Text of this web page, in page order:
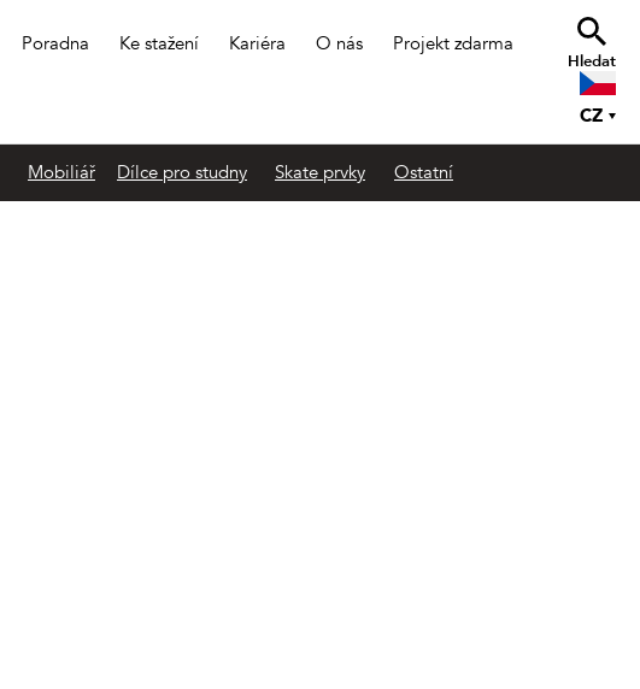
Poradna Ke stažení Kariéra O nás Projekt zdarma
Hledat
CZ
Mobiliář Dílce pro studny Skate prvky Ostatní